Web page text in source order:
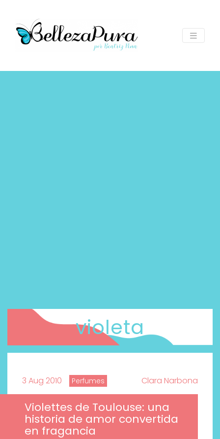
violeta
3 Aug 2010 Perfumes Clara Narbona
Violettes de Toulouse: una
historia de amor convertida
en fragancia